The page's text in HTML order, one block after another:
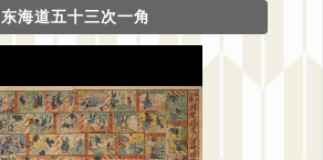
东海道五十三次一角